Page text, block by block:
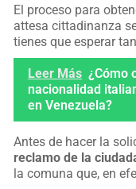
El proceso para
attesa cittadinanza
tienes que esperar
Leer Más ¿Cómo
nacionalidad
en Venezuela?
Antes de hacer la
reclamo de la
la comuna que, en